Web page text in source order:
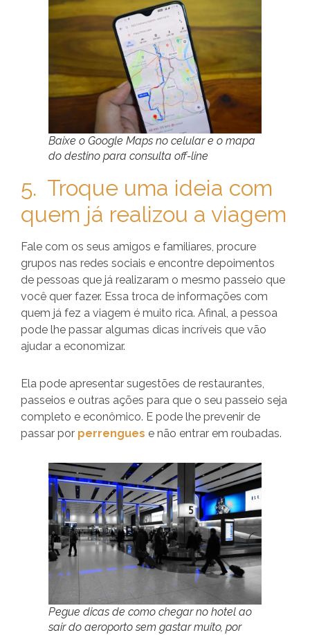
Baixe o Google Maps no celular e o mapa
do destino para consulta off-line
5. Troque uma ideia com
quem já realizou a viagem
Fale com os seus amigos e familiares, procure
grupos nas redes sociais e encontre depoimentos
de pessoas que já realizaram o mesmo passeio que
você quer fazer. Essa troca de informações com
quem já fez a viagem é muito rica. Afinal, a pessoa
pode lhe passar algumas dicas incríveis que vão
ajudar a economizar.
Ela pode apresentar sugestões de restaurantes,
passeios e outras ações para que o seu passeio seja
completo e econômico. E pode lhe prevenir de
passar por perrengues e não entrar em roubadas.
Pegue dicas de como chegar no hotel ao
sair do aeroporto sem gastar muito, por